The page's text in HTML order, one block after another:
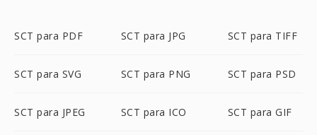
SCT para PDF SCT para JPG SCT para TIFF
SCT para SVG SCT para PNG SCT para PSD
SCT para JPEG SCT para ICO SCT para GIF